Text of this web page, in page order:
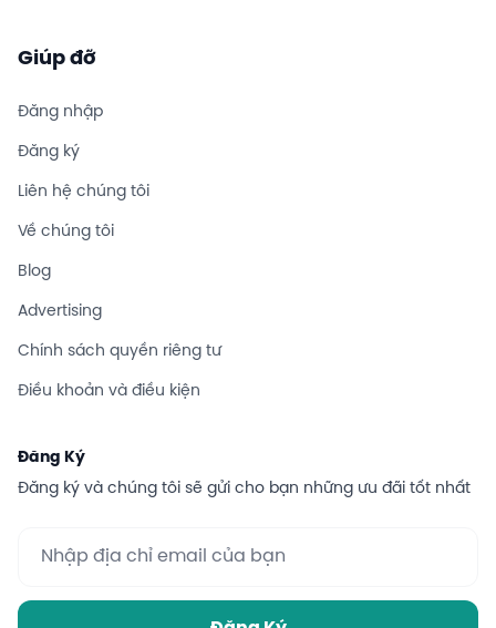
Giúp đỡ
Đăng nhập
Đăng ký
Liên hệ chúng tôi
Về chúng tôi
Blog
Advertising
Chính sách quyền riêng tư
Điều khoản và điều kiện
Đăng Ký
Đăng ký và chúng tôi sẽ gửi cho bạn những ưu đãi tốt nhất